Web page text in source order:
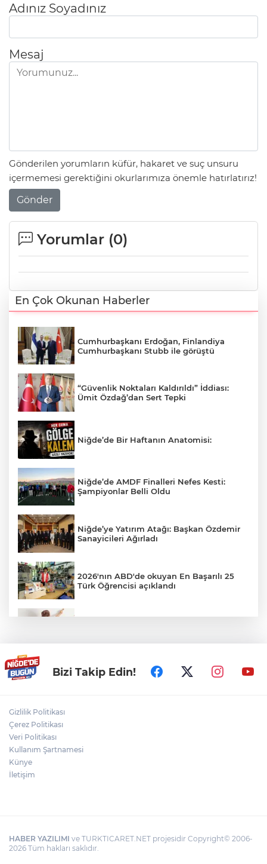
Adınız Soyadınız
Mesaj
Gönderilen yorumların küfür, hakaret ve suç unsuru
içermemesi gerektiğini okurlarımıza önemle hatırlatırız!
Gönder
Yorumlar (0)
En Çok Okunan Haberler
Cumhurbaşkanı Erdoğan, Finlandiya
Cumhurbaşkanı Stubb ile görüştü
“Güvenlik Noktaları Kaldırıldı” İddiası:
Ümit Özdağ’dan Sert Tepki
Niğde’de Bir Haftanın Anatomisi:
Niğde’de AMDF Finalleri Nefes Kesti:
Şampiyonlar Belli Oldu
Niğde’ye Yatırım Atağı: Başkan Özdemir
Sanayicileri Ağırladı
2026'nın ABD'de okuyan En Başarılı 25
Türk Öğrencisi açıklandı
Niğde Aladağlar’da yaralanan vatandaş
helikopterle kurtarıldı
Bizi Takip Edin!
Gizlilik Politikası
Çerez Politikası
Veri Politikası
Kullanım Şartnamesi
Künye
İletişim
HABER YAZILIMI ve TURKTICARET.NET projesidir Copyright© 2006-
2026 Tüm hakları saklıdır.